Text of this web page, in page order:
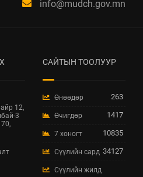
БАРИМТ БИЧИГ
БАЙГУУЛЛАГЫН
МЭДЭЭЛЭЛ 2026 ОНЫ
2026 / 06 / 11
ХОТ БАЙГУУЛАЛТЫН
ШИНЭЧИЛСЭН
info@mudch.gov.mn
12,
3
САЙТЫН ТООЛУУР
Өнөөдөр 263
Өчигдөр 1417
7 хоногт 10835
Сүүлийн сард 34127
Сүүлийн жилд